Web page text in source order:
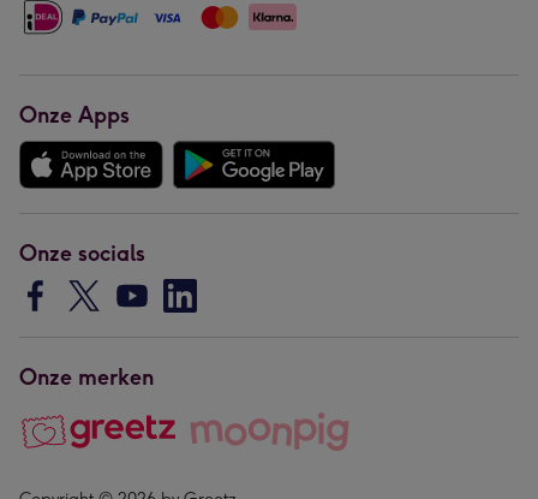
Onze Apps
Onze socials
Onze merken